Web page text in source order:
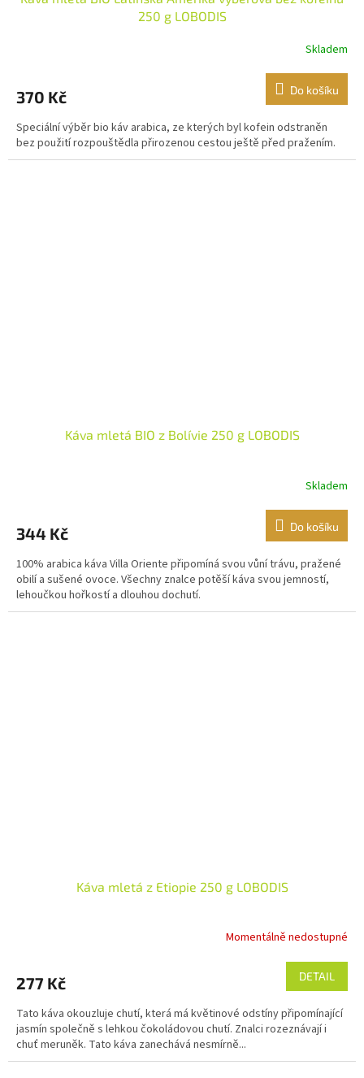
250 g LOBODIS
Skladem
370 Kč Do košíku
Speciální výběr bio káv arabica, ze kterých byl kofein odstraněn
bez použití rozpouštědla přirozenou cestou ještě před pražením.
Káva mletá BIO z Bolívie 250 g LOBODIS
Skladem
344 Kč Do košíku
100% arabica káva Villa Oriente připomíná svou vůní trávu, pražené
obilí a sušené ovoce. Všechny znalce potěší káva svou jemností,
lehoučkou hořkostí a dlouhou dochutí.
Káva mletá z Etiopie 250 g LOBODIS
Momentálně nedostupné
277 Kč DETAIL
Tato káva okouzluje chutí, která má květinové odstíny připomínající
jasmín společně s lehkou čokoládovou chutí. Znalci rozeznávají i
chuť meruněk. Tato káva zanechává nesmírně...